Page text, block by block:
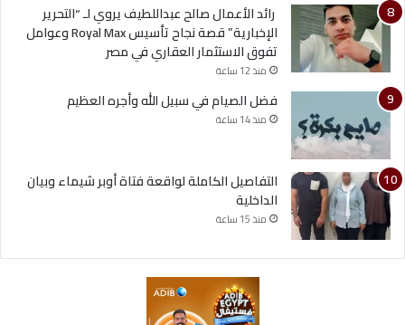
رائد الأعمال صالح عبداللطيف يروي لـ “التحرير
الإخبارية” قصة نجاح تأسيس Royal Max وعوامل
تفوق الاستثمار العقاري في مصر
منذ 12 ساعة
فضل الصيام في سبيل الله وأجره العظيم
منذ 14 ساعة
التفاصيل الكاملة لواقعة فتاة أوبر شيماء وبيان
الداخلية
منذ 15 ساعة